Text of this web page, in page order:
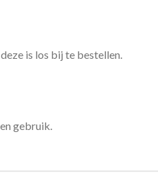
is los bij te bestellen.
gebruik.